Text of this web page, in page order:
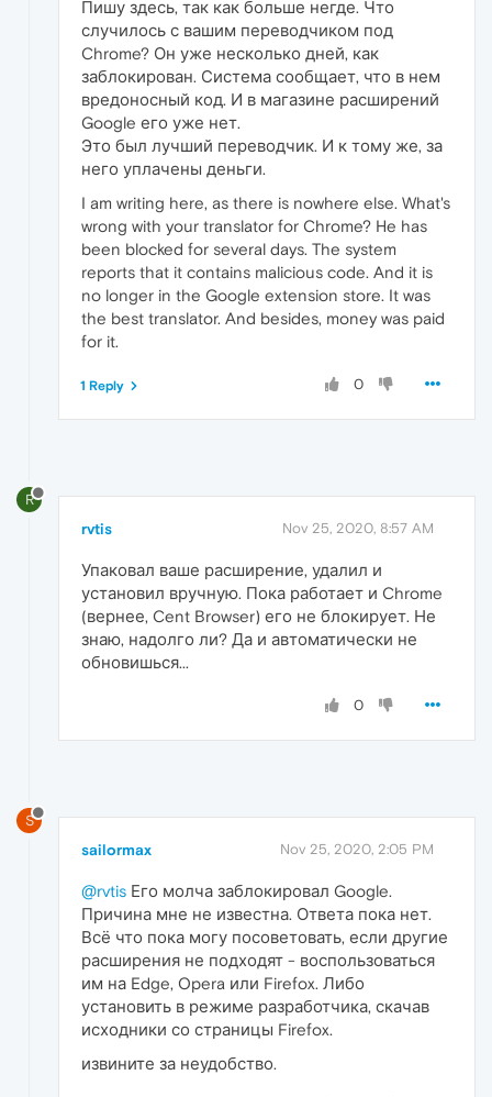
Пишу здесь, так как больше негде. Что
случилось с вашим переводчиком под
Chrome? Он уже несколько дней, как
заблокирован. Система сообщает, что в нем
вредоносный код. И в магазине расширений
Google его уже нет.
Это был лучший переводчик. И к тому же, за
него уплачены деньги.
I am writing here, as there is nowhere else. What's
wrong with your translator for Chrome? He has
been blocked for several days. The system
reports that it contains malicious code. And it is
no longer in the Google extension store. It was
the best translator. And besides, money was paid
for it.
0
1 Reply
R
rvtis Nov 25, 2020, 8:57 AM
Упаковал ваше расширение, удалил и
установил вручную. Пока работает и Chrome
(вернее, Cent Browser) его не блокирует. Не
знаю, надолго ли? Да и автоматически не
обновишься...
0
S
sailormax Nov 25, 2020, 2:05 PM
@rvtis Его молча заблокировал Google.
Причина мне не известна. Ответа пока нет.
Всё что пока могу посоветовать, если другие
расширения не подходят - воспользоваться
им на Edge, Opera или Firefox. Либо
установить в режиме разработчика, скачав
исходники со страницы Firefox.
извините за неудобство.